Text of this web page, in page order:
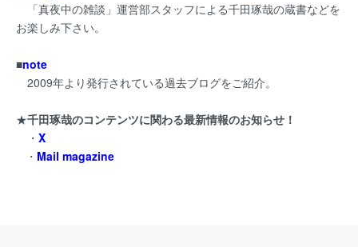
「真夜中の雑談」運営部スタッフによる千田琢哉の蔵書などを
お楽しみ下さい。
■note
2009年より発行されている過去ブログをご紹介。
★千田琢哉のコンテンツに関わる最新情報のお知らせ！
・ X
・ Mail magazine